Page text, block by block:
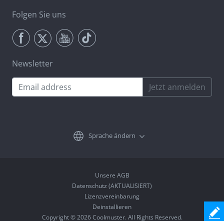
Folgen Sie uns
Newsletter
Jetzt anmelden
Sprache ändern
Unsere AGB
Datenschutz (AKTUALISIERT)
Lizenzvereinbarung
Deinstallieren
Copyright © 2026 Coolmuster. All Rights Reserved.